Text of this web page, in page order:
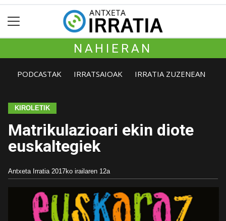
NAHIERAN
PODCASTAK IRRATSAIOAK IRRATIA ZUZENEAN
KIROLETIK
Matrikulazioari ekin diote
euskaltegiek
Antxeta Irratia 2017ko irailaren 12a